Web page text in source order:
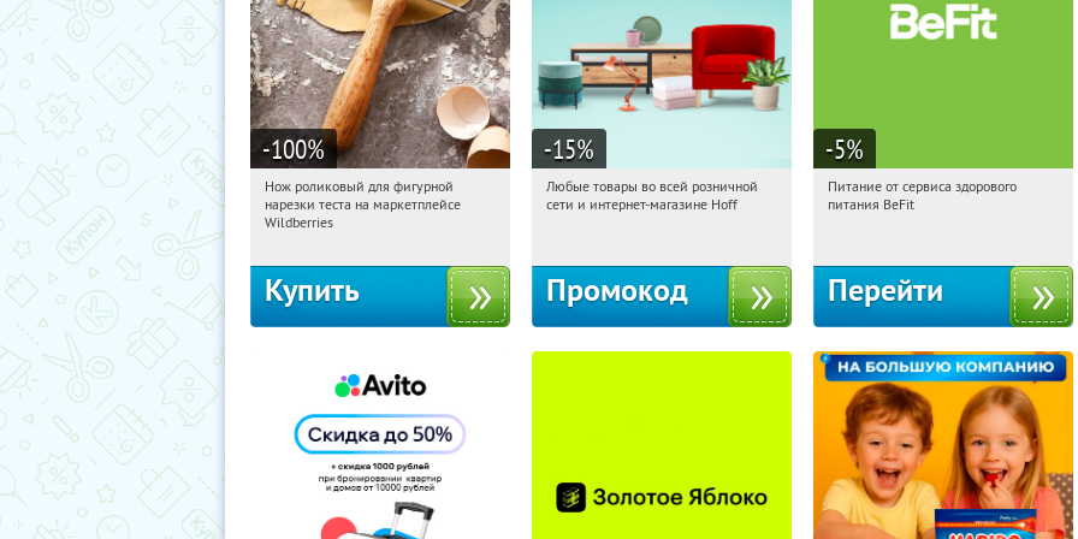
-100%
00:03:50 Получили:
Россия
Нож роликовый для фигурной
нарезки теста на маркетплейсе
Wildberries
Купить
-15%
00:03:50 Получили:
Любые товары во всей розничной
сети и интернет-магазине Hoff
Промокод
-5%
00:03:50
Получи первым!
Питание от сервиса здорового
питания BeFit
Перейти